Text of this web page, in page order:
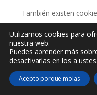
También existen
sociales que utiliza
políticas de cookies.
Cookie de Twitter,
de privacidad y uso
Cookie de Facebook,
Utilizamos cookies para
nuestra web.
Puedes aprender más
desactivarlas en los ajustes.
Acepto porque molas